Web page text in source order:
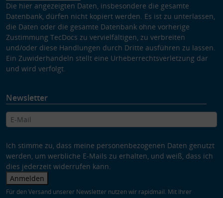
Die hier angezeigten Daten, insbesondere die gesamte
Datenbank, dürfen nicht kopiert werden. Es ist zu unterlassen,
die Daten oder die gesamte Datenbank ohne vorherige
Zustimmung TecDocs zu vervielfältigen, zu verbreiten
und/oder diese Handlungen durch Dritte ausführen zu lassen.
Ein Zuwiderhandeln stellt eine Urheberrechtsverletzung dar
und wird verfolgt.
Newsletter
Ich stimme zu, dass meine personenbezogenen Daten genutzt
werden, um werbliche E-Mails zu erhalten, und weiß, dass ich
dies jederzeit widerrufen kann.
Anmelden
Für den Versand unserer Newsletter nutzen wir rapidmail. Mit Ihrer